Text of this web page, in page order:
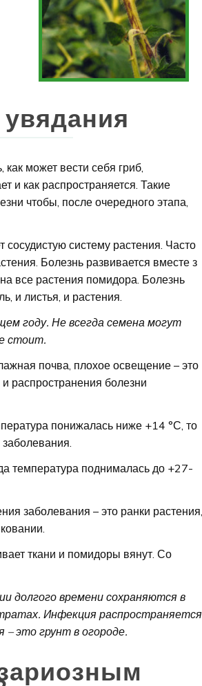
может вести себя гриб,
и как распространяется. Такие
чтобы, после очередного этапа,
систему растения. Часто
Болезнь развивается вместе з
все растения помидора. Болезнь
и листья, и растения.
году. Не всегда семена могут
стоит.
почва, плохое освещение – это
распространения болезни
понижалась ниже +14 °С, то
температура поднималась до +27-
заболевания – это ранки
ткани и помидоры вянут. Со
долгого времени сохраняются в
Инфекция распространяется
– это грунт в огороде.